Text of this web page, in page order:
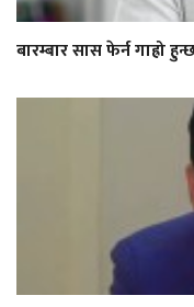
बारम्बार सास फेर्न गाह्रो